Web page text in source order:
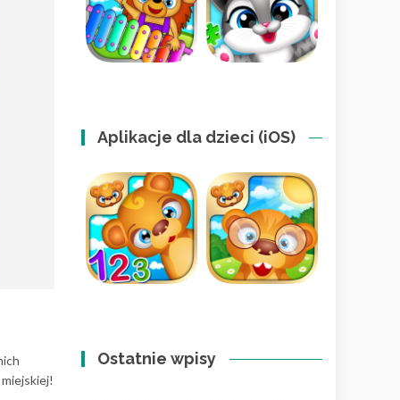
Aplikacje dla dzieci (iOS)
Ostatnie wpisy